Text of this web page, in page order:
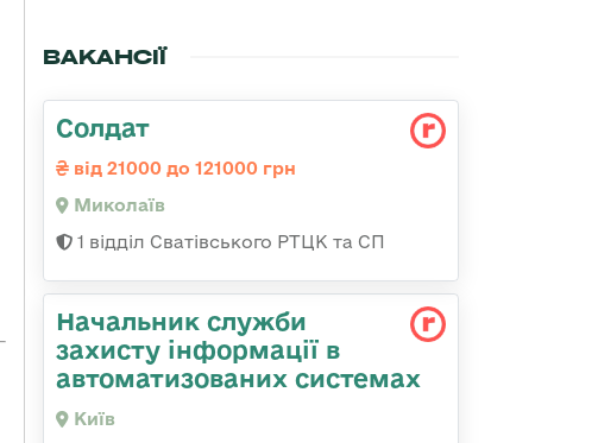
ВАКАНСІЇ
Солдат
від 21000 до 121000 грн
Миколаїв
1 відділ Сватівського РТЦК та СП
Начальник служби
захисту інформації в
автоматизованих системах
Київ